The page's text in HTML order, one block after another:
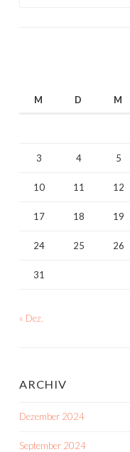
M D M
3 4 5
10 11 12
17 18 19
24 25 26
31
« Dez.
ARCHIV
Dezember 2024
September 2024